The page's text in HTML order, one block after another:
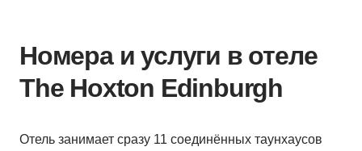
Номера и услуги в отеле
The Hoxton Edinburgh
Отель занимает сразу 11 соединённых таунхаусов